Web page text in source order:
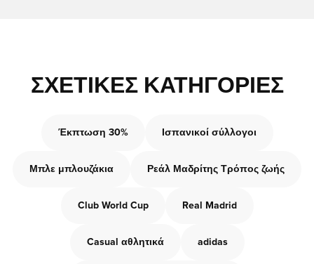
ΣΧΕΤΙΚΈΣ ΚΑΤΗΓΟΡΊΕΣ
Έκπτωση 30% Ισπανικοί σύλλογοι
Μπλε μπλουζάκια Ρεάλ Μαδρίτης Τρόπος ζωής
Club World Cup Real Madrid
Casual αθλητικά adidas